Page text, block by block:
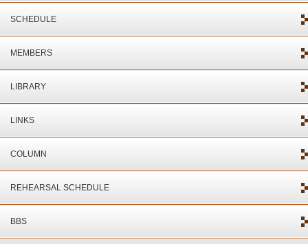
SCHEDULE
MEMBERS
LIBRARY
LINKS
COLUMN
REHEARSAL SCHEDULE
BBS